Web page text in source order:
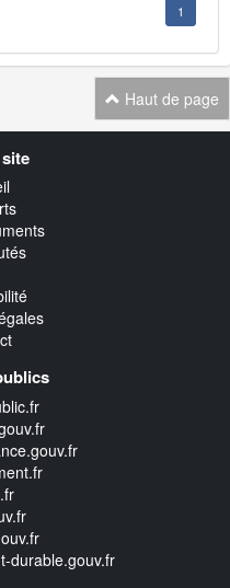
1
Haut de page
durable.gouv.fr